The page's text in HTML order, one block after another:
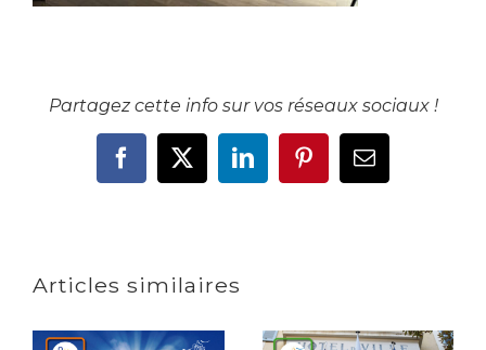
Partagez cette info sur vos réseaux sociaux !
Facebook
X LinkedInPinterestEmail
Articles similaires